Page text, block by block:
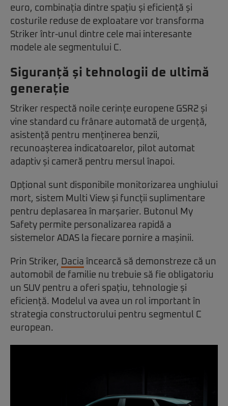
euro, combinația dintre spațiu și eficiență și
costurile reduse de exploatare vor transforma
Striker într-unul dintre cele mai interesante
modele ale segmentului C.
Siguranță și tehnologii de ultimă
generație
Striker respectă noile cerințe europene GSR2 și
vine standard cu frânare automată de urgență,
asistență pentru menținerea benzii,
recunoașterea indicatoarelor, pilot automat
adaptiv și cameră pentru mersul înapoi.
Opțional sunt disponibile monitorizarea unghiului
mort, sistem Multi View și funcții suplimentare
pentru deplasarea în marșarier. Butonul My
Safety permite personalizarea rapidă a
sistemelor ADAS la fiecare pornire a mașinii.
Prin Striker, Dacia încearcă să demonstreze că un
automobil de familie nu trebuie să fie obligatoriu
un SUV pentru a oferi spațiu, tehnologie și
eficiență. Modelul va avea un rol important în
strategia constructorului pentru segmentul C
european.